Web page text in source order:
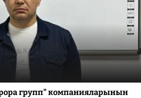
групп" компанияларынын